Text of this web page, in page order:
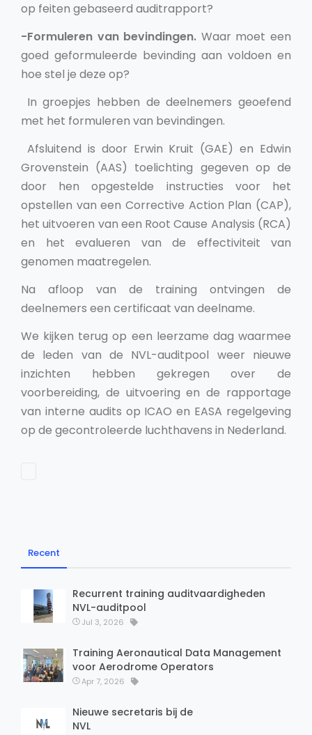
op feiten gebaseerd auditrapport?
-Formuleren van bevindingen. Waar moet een
goed geformuleerde bevinding aan voldoen en
hoe stel je deze op?
In groepjes hebben de deelnemers geoefend
met het formuleren van bevindingen.
Afsluitend is door Erwin Kruit (GAE) en Edwin
Grovenstein (AAS) toelichting gegeven op de
door hen opgestelde instructies voor het
opstellen van een Corrective Action Plan (CAP),
het uitvoeren van een Root Cause Analysis (RCA)
en het evalueren van de effectiviteit van
genomen maatregelen.
Na afloop van de training ontvingen de
deelnemers een certificaat van deelname.
We kijken terug op een leerzame dag waarmee
de leden van de NVL-auditpool weer nieuwe
inzichten hebben gekregen over de
voorbereiding, de uitvoering en de rapportage
van interne audits op ICAO en EASA regelgeving
op de gecontroleerde luchthavens in Nederland.
Recent
Recurrent training auditvaardigheden
NVL-auditpool
Jul 3, 2026
Training Aeronautical Data Management
voor Aerodrome Operators
Apr 7, 2026
Nieuwe secretaris bij de
NVL